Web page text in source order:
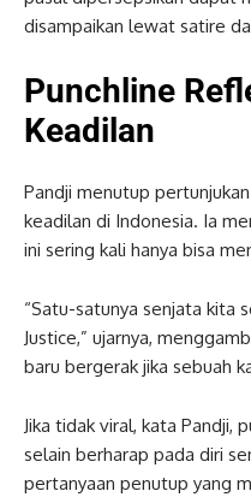
disampaikan lewat satire
Punchline
Keadilan
Pandji menutup
keadilan di Indonesia. Ia
ini sering kali hanya bisa
“Satu-satunya senjata kita
Justice,” ujarnya,
baru bergerak jika sebuah
Jika tidak viral, kata Pandji,
selain berharap pada diri
pertanyaan penutup yang